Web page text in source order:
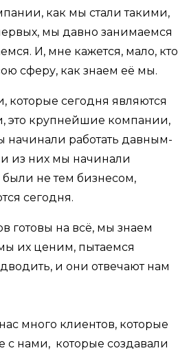
как мы стали такими,
мы давно занимаемся
И, мне кажется, мало, кто
сферу, как знаем её мы.
которые сегодня являются
это крупнейшие компании,
начинали работать давным-
из них мы начинали
были не тем бизнесом,
сегодня.
готовы на всё, мы знаем
их ценим, пытаемся
и они отвечают нам
много клиентов, которые
с нами, которые создавали